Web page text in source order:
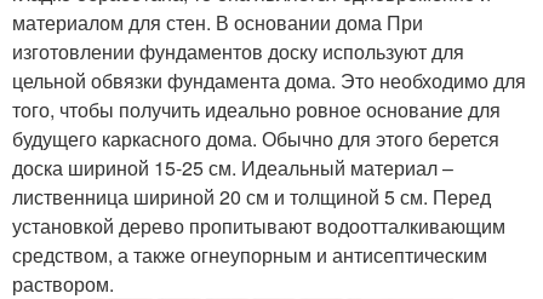
материалом для стен. В основании дома При
изготовлении фундаментов доску используют для
цельной обвязки фундамента дома. Это необходимо для
того, чтобы получить идеально ровное основание для
будущего каркасного дома. Обычно для этого берется
доска шириной 15-25 см. Идеальный материал –
лиственница шириной 20 см и толщиной 5 см. Перед
установкой дерево пропитывают водоотталкивающим
средством, а также огнеупорным и антисептическим
раствором.